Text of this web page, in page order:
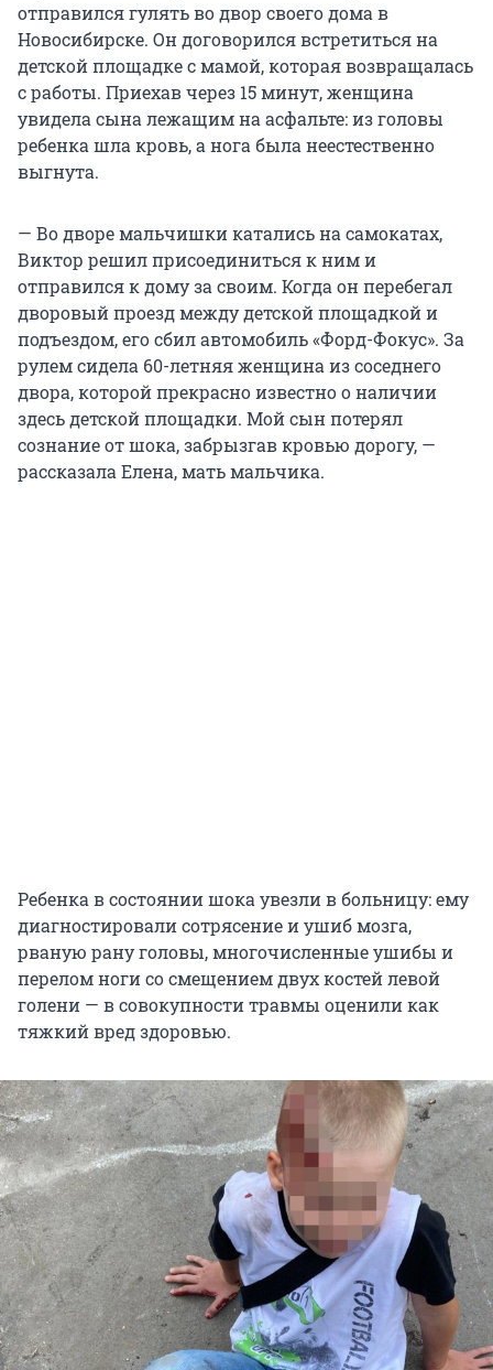
отправился гулять во двор своего дома в
Новосибирске. Он договорился встретиться на
детской площадке с мамой, которая возвращалась
с работы. Приехав через 15 минут, женщина
увидела сына лежащим на асфальте: из головы
ребенка шла кровь, а нога была неестественно
выгнута.
— Во дворе мальчишки катались на самокатах,
Виктор решил присоединиться к ним и
отправился к дому за своим. Когда он перебегал
дворовый проезд между детской площадкой и
подъездом, его сбил автомобиль «Форд-Фокус». За
рулем сидела 60-летняя женщина из соседнего
двора, которой прекрасно известно о наличии
здесь детской площадки. Мой сын потерял
сознание от шока, забрызгав кровью дорогу, —
рассказала Елена, мать мальчика.
Ребенка в состоянии шока увезли в больницу: ему
диагностировали сотрясение и ушиб мозга,
рваную рану головы, многочисленные ушибы и
перелом ноги со смещением двух костей левой
голени — в совокупности травмы оценили как
тяжкий вред здоровью.